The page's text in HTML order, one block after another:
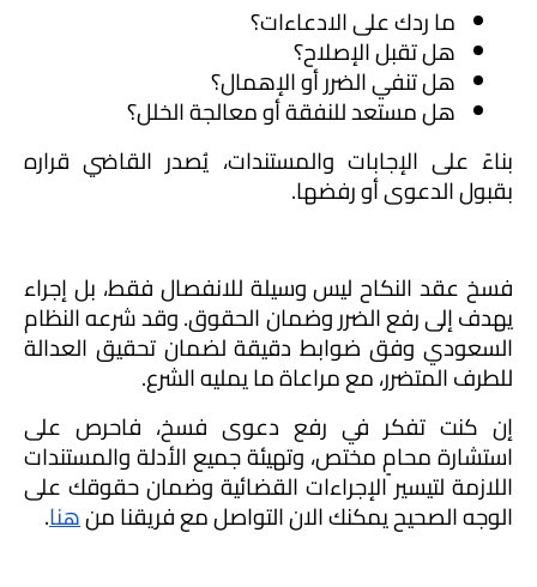
ما ردك على الادعاءات؟
هل تقبل الإصلاح؟
هل تنفي الضرر أو الإهمال؟
هل مستعد للنفقة أو معالجة الخلل؟
بقبول الدعوى أو رفضها.
للطرف المتضرر، مع مراعاة ما يمليه الشرع.
الوجه الصحيح يمكنك الان التواصل مع فريقنا من هنا.